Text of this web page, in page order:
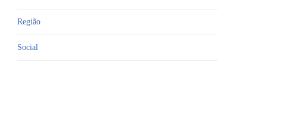
Região
Social